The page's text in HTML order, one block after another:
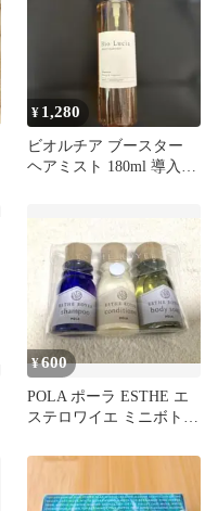
¥ 1,280
ビオルチア ブースター
ヘアミスト 180ml 導入美
¥600
POLA ポーラ ESTHE エ
ステロワイエ ミニボトル